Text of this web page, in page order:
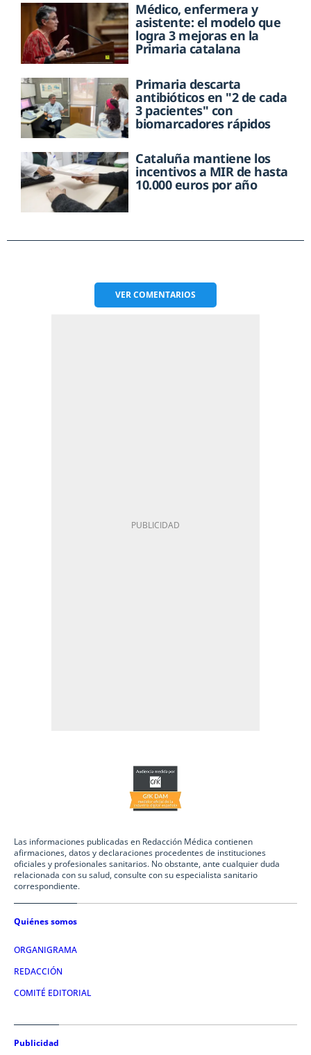
Médico, enfermera y
asistente: el modelo que
logra 3 mejoras en la
Primaria catalana
Primaria descarta
antibióticos en "2 de cada
3 pacientes" con
biomarcadores rápidos
Cataluña mantiene los
incentivos a MIR de hasta
10.000 euros por año
VERCOMENTARIOS
Las informaciones publicadas en Redacción Médica contienen
afirmaciones, datos y declaraciones procedentes de instituciones
oficiales y profesionales sanitarios. No obstante, ante cualquier duda
relacionada con su salud, consulte con su especialista sanitario
correspondiente.
Quiénes somos
ORGANIGRAMA
REDACCIÓN
COMITÉ EDITORIAL
Publicidad